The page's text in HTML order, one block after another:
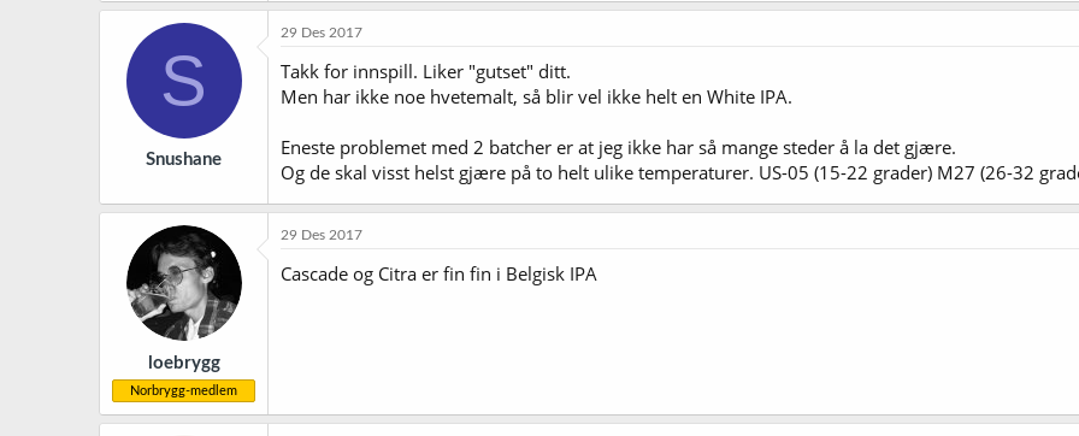
S
Snushane
29 Des 2017
Takk for innspill. Liker "gutset" ditt.
Men har ikke noe hvetemalt, så blir vel ikke helt en White IPA.
Eneste problemet med 2 batcher er at jeg ikke har så mange steder å la det gjære.
Og de skal visst helst gjære på to helt ulike temperaturer. US-05 (15-22 grader) M27 (26-32
loebrygg
Norbrygg-medlem
29 Des 2017
Cascade og Citra er fin fin i Belgisk IPA